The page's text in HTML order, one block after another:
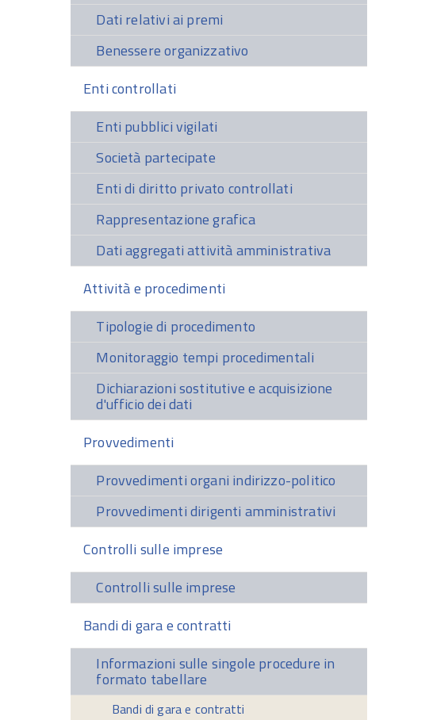
Dati relativi ai premi
Benessere organizzativo
Enti controllati
Enti pubblici vigilati
Società partecipate
Enti di diritto privato controllati
Rappresentazione grafica
Dati aggregati attività amministrativa
Attività e procedimenti
Tipologie di procedimento
Monitoraggio tempi procedimentali
Dichiarazioni sostitutive e acquisizione
d'ufficio dei dati
Provvedimenti
Provvedimenti organi indirizzo-politico
Provvedimenti dirigenti amministrativi
Controlli sulle imprese
Controlli sulle imprese
Bandi di gara e contratti
Informazioni sulle singole procedure in
formato tabellare
Bandi di gara e contratti